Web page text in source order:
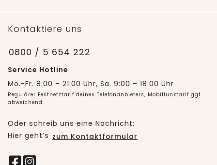
Kontaktiere uns
0800 / 5 654 222
Service Hotline
Mo.-Fr. 8:00 – 21:00 Uhr, Sa. 9:00 – 18:00 Uhr
Regulärer Festnetztarif deines Telefonanbieters, Mobilfunktarif ggf.
abweichend.
Oder schreib uns eine Nachricht:
Hier geht’s zum Kontaktformular